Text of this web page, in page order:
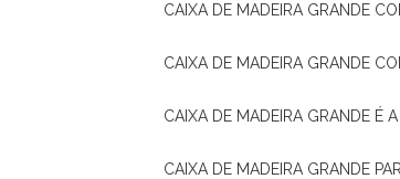
CAIXA DE MADEIRA GRANDE
CAIXA DE MADEIRA GRANDE
CAIXA DE MADEIRA GRANDE É
CAIXA DE MADEIRA GRANDE